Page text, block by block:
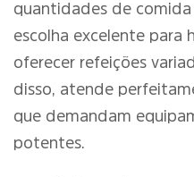
quantidades de
escolha excelente para
oferecer refeições
disso, atende
que demandam
potentes.